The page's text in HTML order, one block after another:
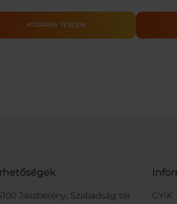
Gitár
gyermekeknek
KOSÁRBA TESZEM
Jászberény, Szabadság tér
GYIK